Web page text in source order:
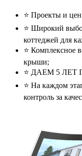
⭐️ Проекты и
⭐️ Широкий
коттеджей для
⭐️ Комплексное
крыши;
⭐️ ДАЕМ 5 ЛЕТ
⭐️ На каждом
контроль за